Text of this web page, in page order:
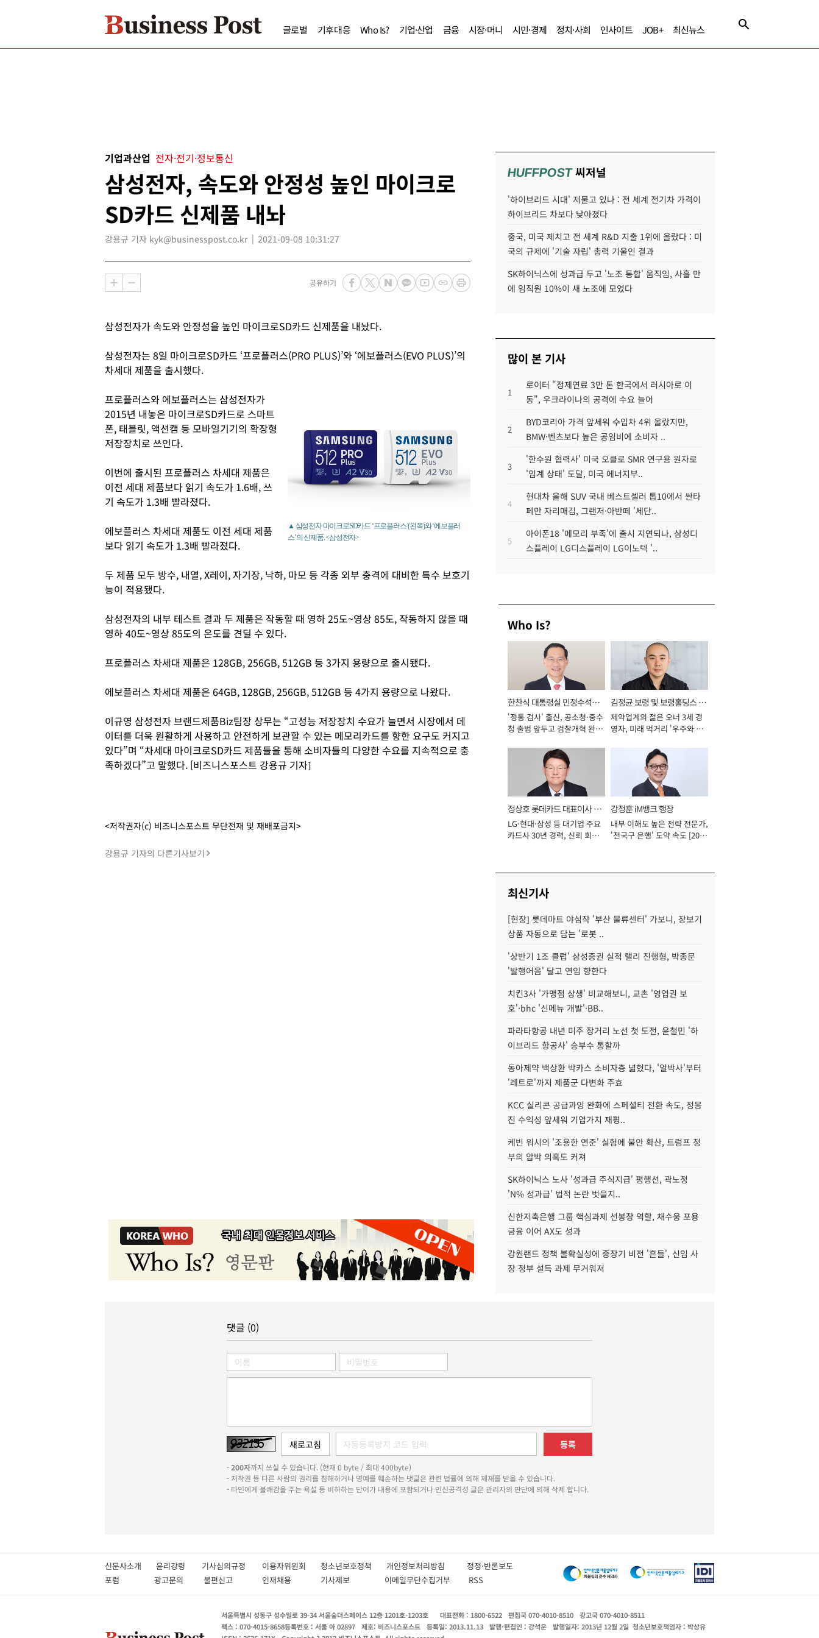
글로벌 기후대응 Who Is? 기업·산업 금융 시장·머니 시민·경제 정치·사회 인사이트 JOB+ 최신뉴스
기업과산업 전자·전기·정보통신
삼성전자, 속도와 안정성 높인 마이크로
SD카드 신제품 내놔
강용규 기자 kyk@businesspost.co.kr 2021-09-08 10:31:27
공유하기
삼성전자가 속도와 안정성을 높인 마이크로SD카드 신제품을 내놨다.
삼성전자는 8일 마이크로SD카드 ‘프로플러스(PRO PLUS)’와 ‘에보플러스(EVO PLUS)’의
차세대 제품을 출시했다.
▲ 삼성전자 마이크로SD카드 ‘프로플러스’(왼쪽)와 ‘에보플러
스’의 신제품. <삼성전자>
프로플러스와 에보플러스는 삼성전자가
2015년 내놓은 마이크로SD카드로 스마트
폰, 태블릿, 액션캠 등 모바일기기의 확장형
저장장치로 쓰인다.
이번에 출시된 프로플러스 차세대 제품은
이전 세대 제품보다 읽기 속도가 1.6배, 쓰
기 속도가 1.3배 빨라졌다.
에보플러스 차세대 제품도 이전 세대 제품
보다 읽기 속도가 1.3배 빨라졌다.
두 제품 모두 방수, 내열, X레이, 자기장, 낙하, 마모 등 각종 외부 충격에 대비한 특수 보호기
능이 적용됐다.
삼성전자의 내부 테스트 결과 두 제품은 작동할 때 영하 25도~영상 85도, 작동하지 않을 때
영하 40도~영상 85도의 온도를 견딜 수 있다.
프로플러스 차세대 제품은 128GB, 256GB, 512GB 등 3가지 용량으로 출시됐다.
에보플러스 차세대 제품은 64GB, 128GB, 256GB, 512GB 등 4가지 용량으로 나왔다.
이규영 삼성전자 브랜드제품Biz팀장 상무는 “고성능 저장장치 수요가 늘면서 시장에서 데
이터를 더욱 원활하게 사용하고 안전하게 보관할 수 있는 메모리카드를 향한 요구도 커지고
있다”며 “차세대 마이크로SD카드 제품들을 통해 소비자들의 다양한 수요를 지속적으로 충
족하겠다”고 말했다. [비즈니스포스트 강용규 기자]
<저작권자(c) 비즈니스포스트 무단전재 및 재배포금지>
강용규 기자의 다른기사보기
HUFFPOST씨저널
'하이브리드 시대' 저물고 있나 : 전 세계 전기차 가격이
하이브리드 차보다 낮아졌다
중국, 미국 제치고 전 세계 R&D 지출 1위에 올랐다 : 미
국의 규제에 '기술 자립' 총력 기울인 결과
SK하이닉스에 성과급 두고 '노조 통합' 움직임, 사흘 만
에 임직원 10%이 새 노조에 모였다
많이 본 기사
1
로이터 "정제연료 3만 톤 한국에서 러시아로 이
동", 우크라이나의 공격에 수요 늘어
2
BYD코리아 가격 앞세워 수입차 4위 올랐지만,
BMW·벤츠보다 높은 공임비에 소비자 ..
3
'한수원 협력사' 미국 오클로 SMR 연구용 원자로
'임계 상태' 도달, 미국 에너지부..
4
현대차 올해 SUV 국내 베스트셀러 톱10에서 싼타
페만 자리매김, 그랜저·아반떼 '세단..
5
아이폰18 '메모리 부족'에 출시 지연되나, 삼성디
스플레이 LG디스플레이 LG이노텍 '..
Who Is?
한찬식 대통령실 민정수석비
서관
'정통 검사' 출신, 공소청·중수
청 출범 앞두고 검찰개혁 완수
김정균 보령 및 보령홀딩스 대
표이사 사장
제약업계의 젊은 오너 3세 경
영자, 미래 먹거리 '우주와 헬
정상호 롯데카드 대표이사 사
장
LG·현대·삼성 등 대기업 주요
카드사 30년 경력, 신뢰 회복
강정훈 iM뱅크 행장
내부 이해도 높은 전략 전문가,
'전국구 은행' 도약 속도 [2026
최신기사
[현장] 롯데마트 야심작 '부산 물류센터' 가보니, 장보기
상품 자동으로 담는 '로봇 ..
'상반기 1조 클럽' 삼성증권 실적 랠리 진행형, 박종문
'발행어음' 달고 연임 향한다
치킨3사 '가맹점 상생' 비교해보니, 교촌 '영업권 보
호'·bhc '신메뉴 개발'·BB..
파라타항공 내년 미주 장거리 노선 첫 도전, 윤철민 '하
이브리드 항공사' 승부수 통할까
동아제약 백상환 박카스 소비자층 넓혔다, '얼박사'부터
'레트로'까지 제품군 다변화 주효
KCC 실리콘 공급과잉 완화에 스페셜티 전환 속도, 정몽
진 수익성 앞세워 기업가치 재평..
케빈 워시의 '조용한 연준' 실험에 불안 확산, 트럼프 정
부의 압박 의혹도 커져
SK하이닉스 노사 '성과급 주식지급' 평행선, 곽노정
'N% 성과급' 법적 논란 벗을지..
신한저축은행 그룹 핵심과제 선봉장 역할, 채수웅 포용
금융 이어 AX도 성과
강원랜드 정책 불확실성에 중장기 비전 '흔들', 신임 사
장 정부 설득 과제 무거워져
댓글 (0)
등록
-200자까지 쓰실 수 있습니다. (현재 0 byte / 최대 400byte)
- 저작권 등 다른 사람의 권리를 침해하거나 명예를 훼손하는 댓글은 관련 법률에 의해 제재를 받을 수 있습니다.
- 타인에게 불쾌감을 주는 욕설 등 비하하는 단어가 내용에 포함되거나 인신공격성 글은 관리자의 판단에 의해 삭제 합니다.
신문사소개 윤리강령 기사심의규정 이용자위원회 청소년보호정책 개인정보처리방침 정정·반론보도
포럼
광고문의 불편신고 인재채용 기사제보 이메일무단수집거부 RSS
서울특별시 성동구 성수일로 39-34 서울숲더스페이스 12층 1201호-1203호 대표전화 : 1800-6522 편집국 070-4010-8510
광고국 070-4010-8511
팩스 : 070-4015-8658등록번호 : 서울 아 02897 제호: 비즈니스포스트 등록일: 2013.11.13 발행·편집인 : 강석운 발행일자: 2013년 12월 2일 청소년보호책임자 : 박상유